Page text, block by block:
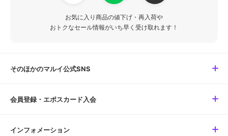
お気に入り商品の値下げ・再入荷や
おトクなセール情報がいち早く受け取れます！
そのほかのマルイ公式SNS
会員登録・エポスカード入会
インフォメーション